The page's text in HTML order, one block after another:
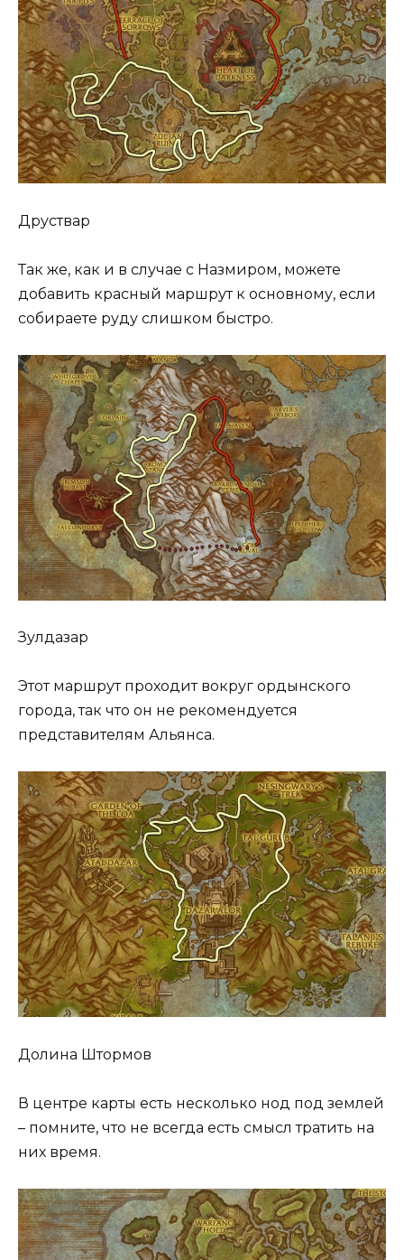
Друствар
Так же, как и в случае с Назмиром, можете
добавить красный маршрут к основному, если
собираете руду слишком быстро.
Зулдазар
Этот маршрут проходит вокруг ордынского
города, так что он не рекомендуется
представителям Альянса.
Долина Штормов
В центре карты есть несколько нод под землей
– помните, что не всегда есть смысл тратить на
них время.